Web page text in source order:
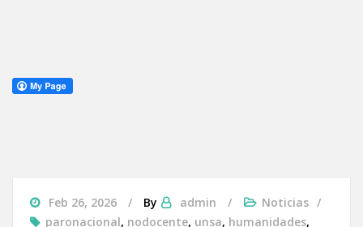
Feb 26, 2026 By admin
Noticias
paronacional, nodocente, unsa, humanidades,